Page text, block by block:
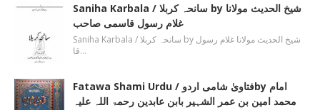
Saniha Karbala / سانحہ کربلا by شیخ الحدیث مولانا
غلام رسول قاسمی صاحب
Saniha Karbala / سانحہ کربلا by شیخ الحدیث مولانا غلام رسول
قا…
Fatawa Shami Urdu / فتاویٰ شامی اردوby امام
محمد امین بن عمر الشہیر بابن عابدین رحمۃ اللہ علیہ